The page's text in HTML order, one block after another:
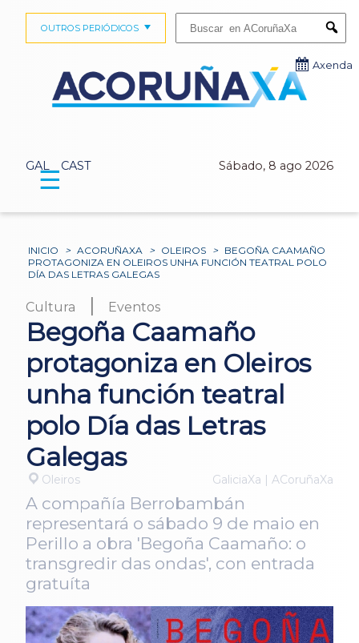
GAL CAST Sábado, 8 ago 2026
OUTROS PERIÓDICOS
Axenda
☰
INICIO > ACORUÑAXA > OLEIROS > BEGOÑA CAAMAÑO
PROTAGONIZA EN OLEIROS UNHA FUNCIÓN TEATRAL POLO
DÍA DAS LETRAS GALEGAS
Cultura | Eventos
Begoña Caamaño
protagoniza en Oleiros
unha función teatral
polo Día das Letras
Galegas
Oleiros GaliciaXa | ACoruñaXa
A compañía Berrobambán
representará o sábado 9 de maio en
Perillo a obra 'Begoña Caamaño: o
transgredir das ondas', con entrada
gratuíta